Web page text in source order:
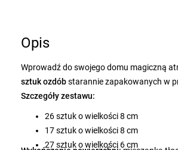
Opis
Wprowadź do swojego domu magiczną
sztuk ozdóbstarannie zapakowanych w
Szczegóły zestawu:
26 sztuk o wielkości 8 cm
17 sztuk o wielkości 8 cm
27 sztuk o wielkości 6 cm